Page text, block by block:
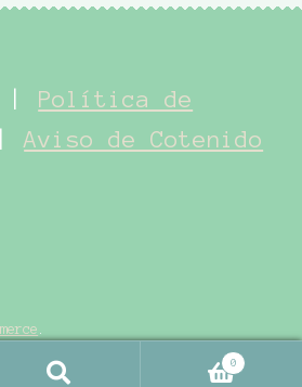
Política de
Aviso de Cotenido
0